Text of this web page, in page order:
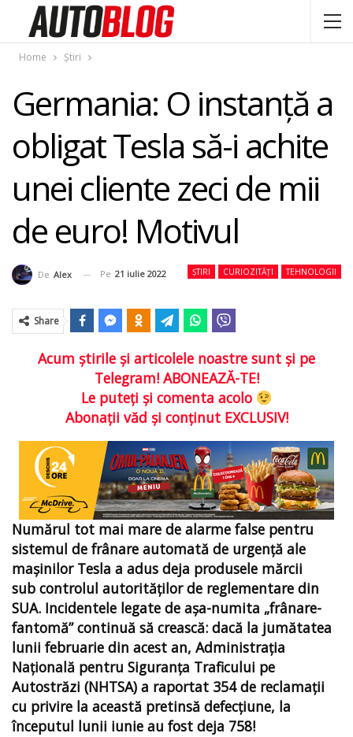
Home Știri
Germania: O instanță a
obligat Tesla să-i achite
unei cliente zeci de mii
de euro! Motivul
ȘTIRI CURIOZITĂȚI TEHNOLOGII
De Alex Pe 21 iulie 2022
Share
Acum ştirile şi articolele noastre sunt şi pe
Telegram! ABONEAZĂ-TE!
Le puteţi şi comenta acolo
Abonaţii văd şi conţinut EXCLUSIV!
Numărul tot mai mare de alarme false pentru
sistemul de frânare automată de urgenţă ale
maşinilor Tesla a adus deja produsele mărcii
sub controlul autorităților de reglementare din
SUA. Incidentele legate de așa-numita „frânare-
fantomă” continuă să crească: dacă la jumătatea
lunii februarie din acest an, Administrația
Națională pentru Siguranța Traficului pe
Autostrăzi (NHTSA) a raportat 354 de reclamații
cu privire la această pretinsă defecțiune, la
începutul lunii iunie au fost deja 758!